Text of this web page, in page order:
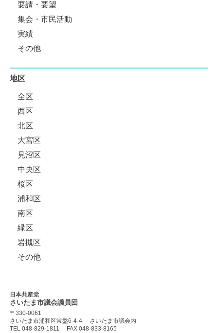
要請・要望
集会・市民活動
実績
その他
地区
全区
西区
北区
大宮区
見沼区
中央区
桜区
浦和区
南区
緑区
岩槻区
その他
日本共産党
さいたま市議会議員団
〒330-0061
さいたま市浦和区常盤6-4-4
さいたま市議会内
TEL 048-829-1811
FAX 048-833-8165